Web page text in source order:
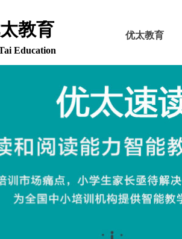
教育
Education
优太教育